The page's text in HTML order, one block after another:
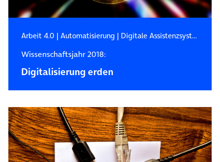
Arbeit 4.0 | Automatisierung | Digitale Assistenzsysteme
Wissenschaftsjahr 2018:
Digitalisierung erden